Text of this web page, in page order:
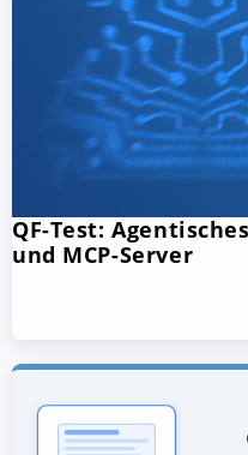
QF-Test:
und MCP-Server